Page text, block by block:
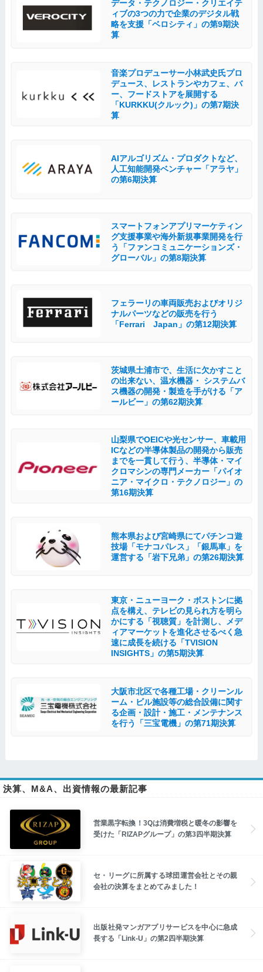
データ・テクノロジー・クリエイテ
ィブの3つの力で企業のデジタル戦
略を支援「ベロシティ」の第9期決
算
音楽プロデューサー小林武史氏プロ
デュース、レストランやカフェ、バ
ー、フードストアを展開する
「KURKKU(クルック)」の第7期決
算
AIアルゴリズム・プロダクトなど、
人工知能開発ベンチャー「アラヤ 」
の第6期決算
スマートフォンアプリマーケティン
グ支援事業や海外新規事業開発を行
う「ファンコミュニケーションズ・
グローバル」の第8期決算
フェラーリの車両販売およびオリジ
ナルパーツなどの販売を行う
「Ferrari Japan」の第12期決算
茨城県土浦市で、生活に欠かすこと
の出来ない、温水機器・ システムバ
ス機器の開発・製造を手がける「ア
ールビー」の第62期決算
山梨県でOEICや光センサー、車載用
ICなどの半導体製品の開発から販売
までを一貫して行う、半導体・マイ
クロマシンの専門メーカー「パイオ
ニア・マイクロ・テクノロジー」の
第16期決算
熊本県および宮崎県にてパチンコ遊
技場「モナコパレス」「銀馬車」を
運営する「岩下兄弟」の第26期決算
東京・ニューヨーク・ボストンに拠
点を構え、テレビの見られ方を明ら
かにする「視聴質」を計測し、メデ
ィアマーケットを進化させるべく急
速に成長を続ける「TVISION
INSIGHTS」の第5期決算
大阪市北区で各種工場・クリーンル
ーム・ビル施設等の総合設備に関す
る企画・設計・施工・メンテナンス
を行う「三宝電機」の第71期決算
決算、M&A、出資情報の最新記事
営業黒字転換！3Qは消費増税と暖冬の影響を
受けた「RIZAPグループ」の第3四半期決算
セ・リーグに所属する球団運営会社とその親
会社の決算をまとめてみました！
出版社発マンガアプリサービスを中心に急成
長する「Link-U」の第2四半期決算